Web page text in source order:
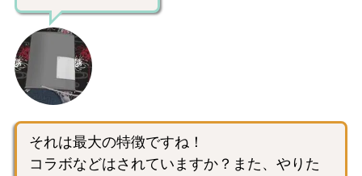
それは最大の特徴ですね！
コラボなどはされていますか？また、やりた